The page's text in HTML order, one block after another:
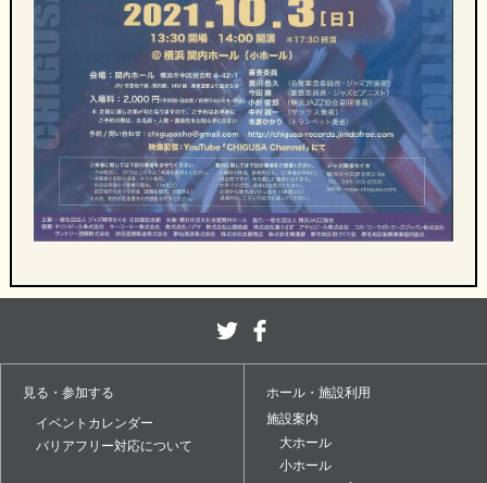
見る・参加する
イベントカレンダー
バリアフリー対応について
ホール・施設利用
施設案内
大ホール
小ホール